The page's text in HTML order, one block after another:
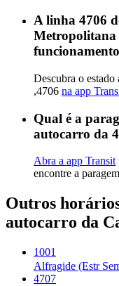
A linha 4706
Metropolitana
Descubra o
,4706 na app
Qual é a
autocarro da
Abra a app Transit
encontre a
Outros
autocarro da
1001
Alfragide (Estr
4707